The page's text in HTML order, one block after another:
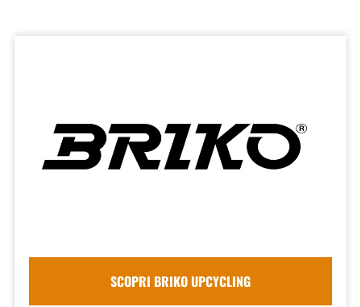
SCOPRI BRIKO UPCYCLING